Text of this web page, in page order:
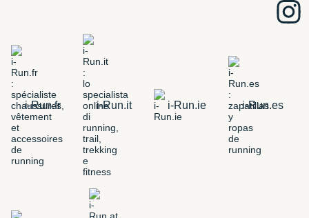
i-Run.fr i-Run.it i-Run.ie i-Run.es